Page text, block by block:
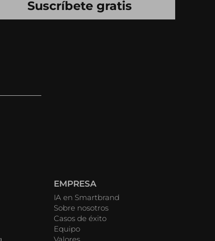
EMPRESA
IA en Smartbrand
Sobre nosotros
Casos de éxito
Equipo